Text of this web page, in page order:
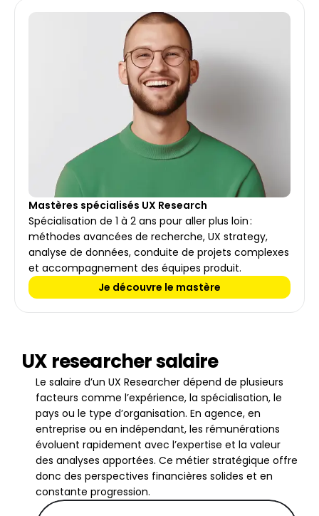
Mastères spécialisés UX Research
Spécialisation de 1 à 2 ans pour aller plus loin :
méthodes avancées de recherche, UX strategy,
analyse de données, conduite de projets complexes
et accompagnement des équipes produit.
Je découvre le mastère
UX researcher salaire
Le salaire d’un UX Researcher dépend de plusieurs
facteurs comme l’expérience, la spécialisation, le
pays ou le type d’organisation. En agence, en
entreprise ou en indépendant, les rémunérations
évoluent rapidement avec l’expertise et la valeur
des analyses apportées. Ce métier stratégique offre
donc des perspectives financières solides et en
constante progression.